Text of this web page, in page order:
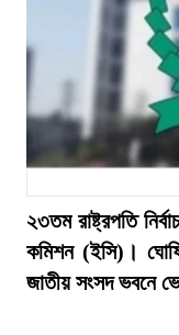
২৩তম রাষ্ট্রপতি
কমিশন (ইসি)।
জাতীয় সংসদ ভবনে